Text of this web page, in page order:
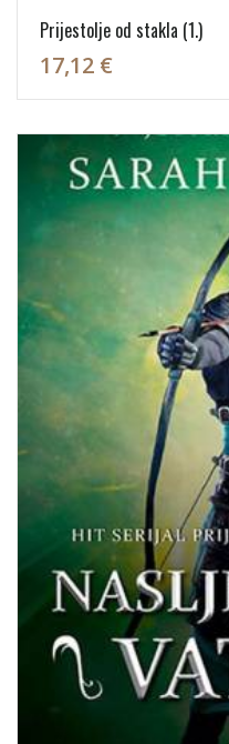
Prijestolje od stakla (1.)
17,12 €